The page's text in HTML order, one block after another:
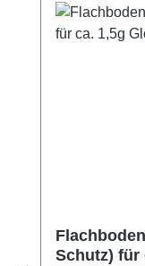
Schutz) für